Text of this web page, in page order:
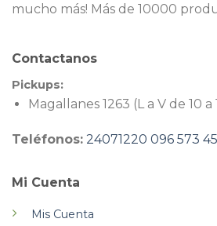
mucho más! Más de 10000
Mi Cuenta
Mis Cuenta
Contactanos
Pickups:
Magallanes 1263 (L a V de 10 a
Teléfonos: 24071220 096 573